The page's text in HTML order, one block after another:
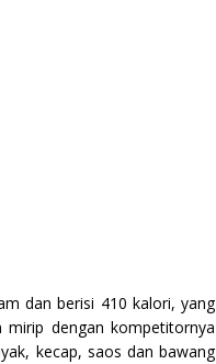
dan berisi 410 kalori, yang
mirip dengan kompetitornya
kecap, saos dan bawang